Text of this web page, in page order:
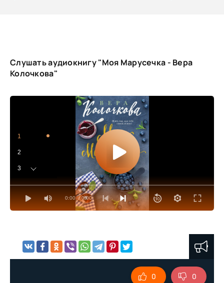
Слушать аудиокнигу "Моя Марусечка - Вера
Колочкова"
0:00 / 0:00
1
2
3
4
0 0